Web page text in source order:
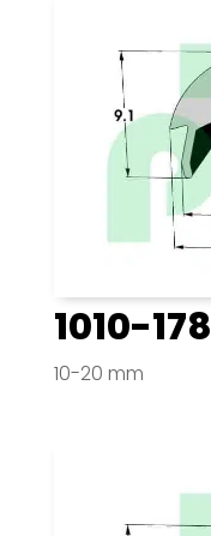
1010-178
10-20 mm